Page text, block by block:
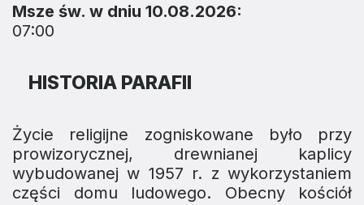
Msze św. w dniu 10.08.2026:
07:00
HISTORIA PARAFII
Życie religijne zogniskowane było przy
prowizorycznej, drewnianej kaplicy
wybudowanej w 1957 r. z wykorzystaniem
części domu ludowego. Obecny kościół